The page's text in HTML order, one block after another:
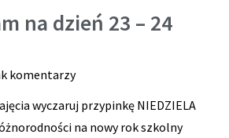
na dzień 23 – 24
komentarzy
wyczaruj przypinkę NIEDZIELA
na nowy rok szkolny